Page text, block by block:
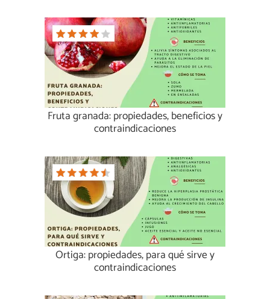
Fruta granada: propiedades, beneficios y
contraindicaciones
Ortiga: propiedades, para qué sirve y
contraindicaciones